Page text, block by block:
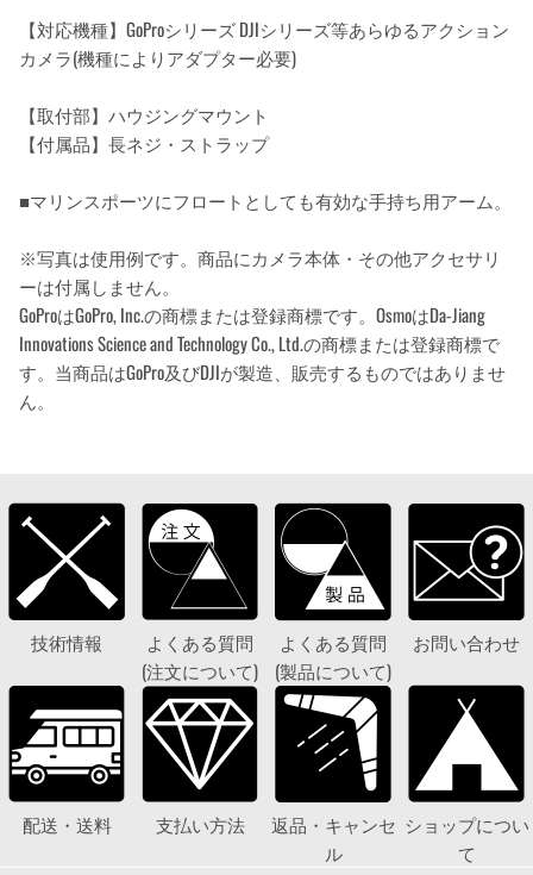
【対応機種】GoProシリーズ DJIシリーズ等あらゆるアクション
カメラ(機種によりアダプター必要)
【取付部】ハウジングマウント
【付属品】長ネジ・ストラップ
■マリンスポーツにフロートとしても有効な手持ち用アーム。
※写真は使用例です。商品にカメラ本体・その他アクセサリ
ーは付属しません。
GoProはGoPro, Inc.の商標または登録商標です。OsmoはDa-Jiang
Innovations Science and Technology Co., Ltd.の商標または登録商標で
す。当商品はGoPro及びDJIが製造、販売するものではありませ
ん。
技術情報
よくある質問
(注文について)
よくある質問
(製品について)
お問い合わせ
配送・送料 支払い方法
返品・キャンセ
ル
ショップについ
て